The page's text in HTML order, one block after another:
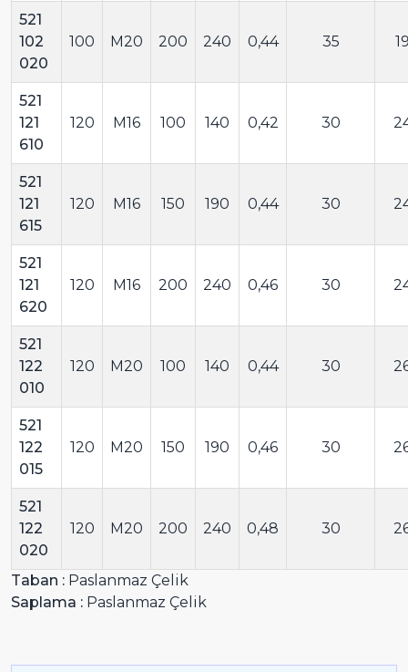
521
102
020
100 M20 200 240 0,44 35
521
121
610
120 M16 100 140 0,42 30
521
121
615
120 M16 150 190 0,44 30
521
121
620
120 M16 200 240 0,46 30
521
122
010
120 M20 100 140 0,44 30
521
122
015
120 M20 150 190 0,46 30
521
122
020
120 M20 200 240 0,48 30
Taban : Paslanmaz Çelik
Saplama : Paslanmaz Çelik